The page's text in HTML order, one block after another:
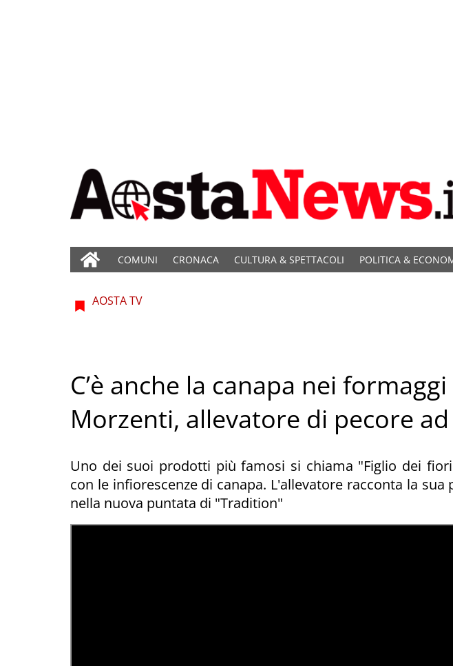
COMUNI CRONACA CULTURA & SPETTACOLI POLITICA &
AOSTA TV
C’è anche la canapa nei
Morzenti, allevatore di pecore
Uno dei suoi prodotti più famosi si chiama "Figlio dei
con le infiorescenze di canapa. L'allevatore racconta la sua
nella nuova puntata di "Tradition"